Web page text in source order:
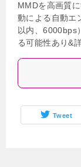
MMDを高画質
動による自動エ
以内、6000bps
る可能性あり&
Tweet